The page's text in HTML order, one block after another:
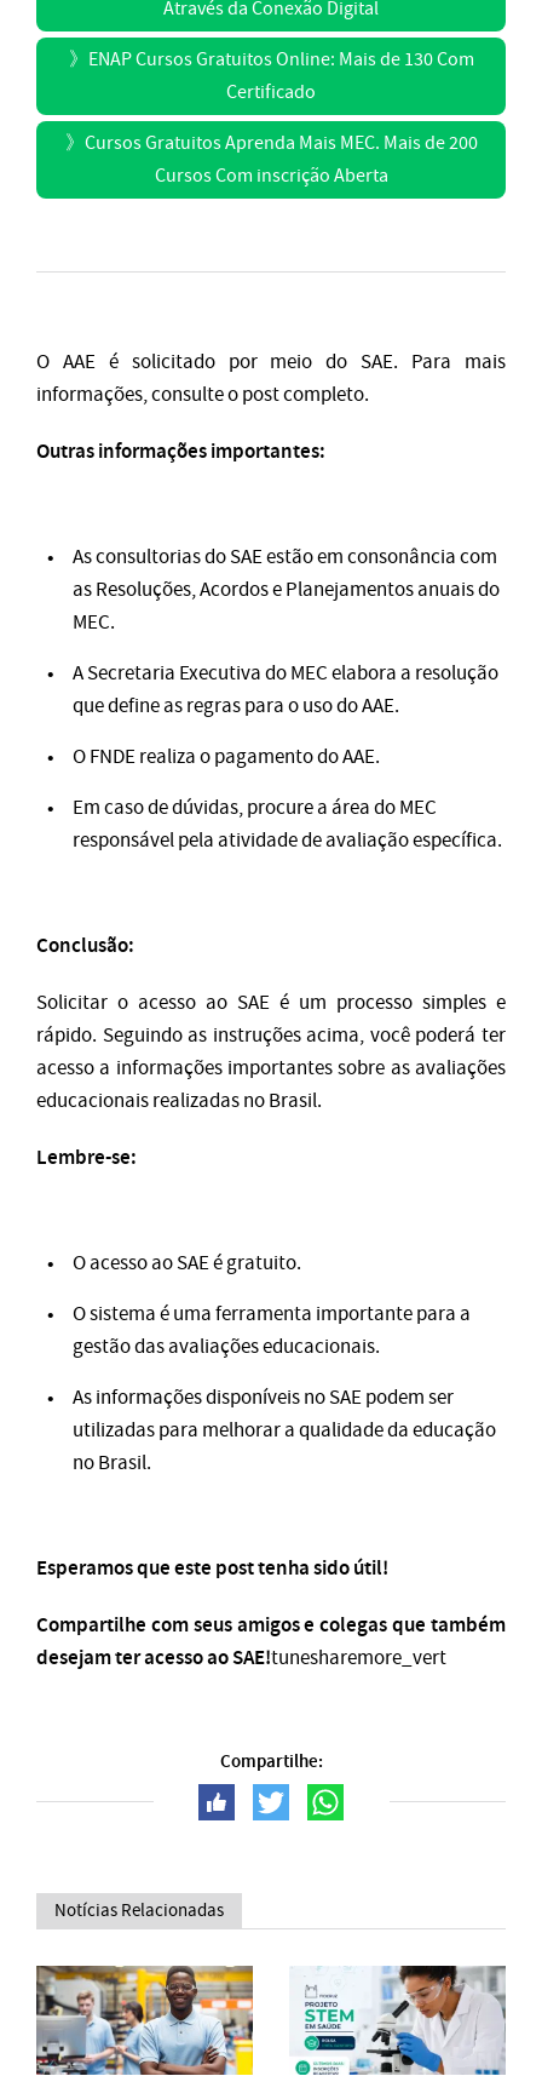
Através da Conexão Digital
》 ENAP Cursos Gratuitos Online: Mais de 130 Com
Certificado
》 Cursos Gratuitos Aprenda Mais MEC. Mais de 200
Cursos Com inscrição Aberta
O AAE é solicitado por meio do SAE. Para mais
informações, consulte o post completo.
Outras informações importantes:
As consultorias do SAE estão em consonância com
as Resoluções, Acordos e Planejamentos anuais do
MEC.
A Secretaria Executiva do MEC elabora a resolução
que define as regras para o uso do AAE.
O FNDE realiza o pagamento do AAE.
Em caso de dúvidas, procure a área do MEC
responsável pela atividade de avaliação específica.
Conclusão:
Solicitar o acesso ao SAE é um processo simples e
rápido. Seguindo as instruções acima, você poderá ter
acesso a informações importantes sobre as avaliações
educacionais realizadas no Brasil.
Lembre-se:
O acesso ao SAE é gratuito.
O sistema é uma ferramenta importante para a
gestão das avaliações educacionais.
As informações disponíveis no SAE podem ser
utilizadas para melhorar a qualidade da educação
no Brasil.
Esperamos que este post tenha sido útil!
Compartilhe com seus amigos e colegas que também
desejam ter acesso ao SAE!tunesharemore_vert
Compartilhe:
Notícias Relacionadas